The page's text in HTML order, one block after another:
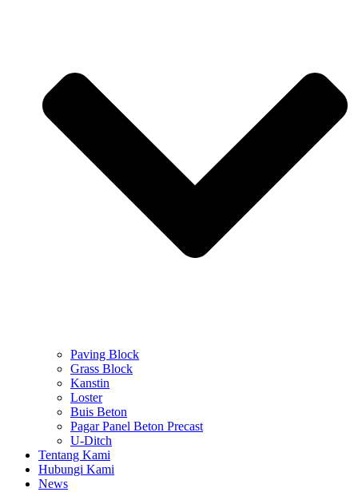
Paving Block
Grass Block
Kanstin
Loster
Buis Beton
Pagar Panel Beton Precast
U-Ditch
Tentang Kami
Hubungi Kami
News